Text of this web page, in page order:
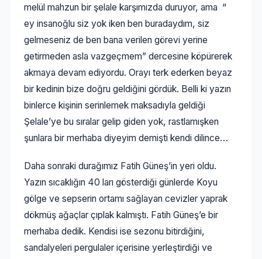
melül mahzun bir şelale karşımızda duruyor, ama “
ey insanoğlu siz yok iken ben buradaydım, siz
gelmeseniz de ben bana verilen görevi yerine
getirmeden asla vazgeçmem” dercesine köpürerek
akmaya devam ediyordu. Orayı terk ederken beyaz
bir kedinin bize doğru geldiğini gördük. Belli ki yazın
binlerce kişinin serinlemek maksadıyla geldiği
Şelale’ye bu sıralar gelip giden yok, rastlamışken
şunlara bir merhaba diyeyim demişti kendi dilince…
Daha sonraki durağımız Fatih Güneş’in yeri oldu.
Yazın sıcaklığın 40 ları gösterdiği günlerde Koyu
gölge ve sepserin ortamı sağlayan cevizler yaprak
dökmüş ağaçlar çıplak kalmıştı. Fatih Güneş’e bir
merhaba dedik. Kendisi ise sezonu bitirdiğini,
sandalyeleri pergulaler içerisine yerleştirdiği ve